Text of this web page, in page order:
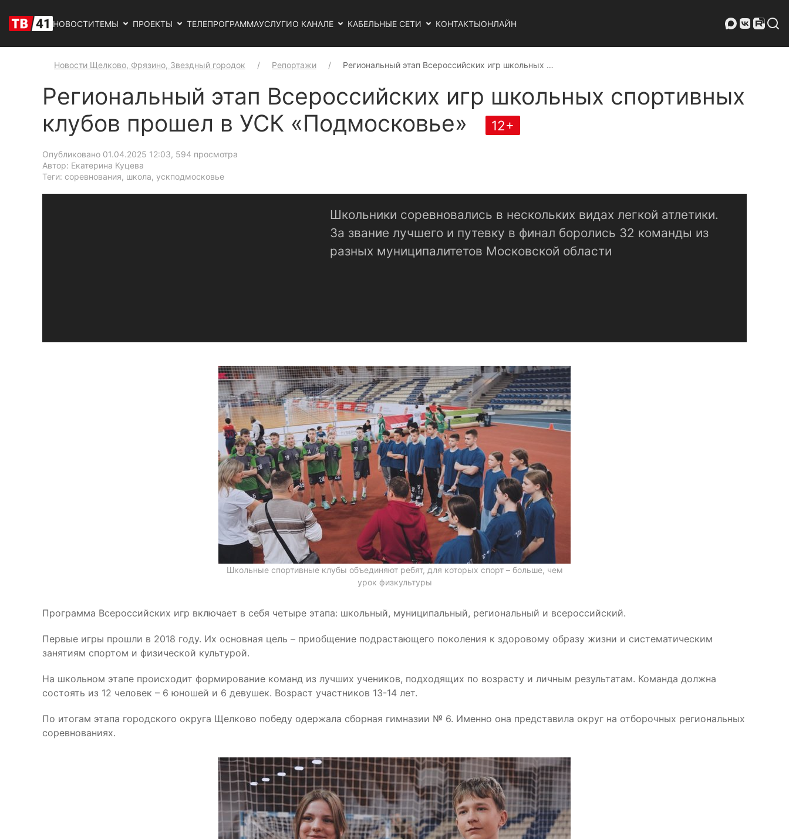
НОВОСТИТЕМЫ ПРОЕКТЫ ТЕЛЕПРОГРАММАУСЛУГИО КАНАЛЕ КАБЕЛЬНЫЕ СЕТИ КОНТАКТЫОНЛАЙН
Новости Щелково, Фрязино, Звездный городок Репортажи Региональный этап Всероссийских игр школьных …
Региональный этап Всероссийских игр школьных спортивных
клубов прошел в УСК «Подмосковье»
12+
Опубликовано 01.04.2025 12:03, 594 просмотра
Автор: Екатерина Куцева
Теги: соревнования, школа, ускподмосковье
Школьники соревновались в нескольких видах легкой атлетики.
За звание лучшего и путевку в финал боролись 32 команды из
разных муниципалитетов Московской области
Школьные спортивные клубы объединяют ребят, для которых спорт – больше, чем
урок физкультуры
Программа Всероссийских игр включает в себя четыре этапа: школьный, муниципальный, региональный и всероссийский.
Первые игры прошли в 2018 году. Их основная цель – приобщение подрастающего поколения к здоровому образу жизни и систематическим
занятиям спортом и физической культурой.
На школьном этапе происходит формирование команд из лучших учеников, подходящих по возрасту и личным результатам. Команда должна
состоять из 12 человек – 6 юношей и 6 девушек. Возраст участников 13-14 лет.
По итогам этапа городского округа Щелково победу одержала сборная гимназии № 6. Именно она представила округ на отборочных региональных
соревнованиях.